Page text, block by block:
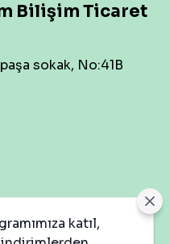
Bilişim Ticaret
sokak, No:41B
katıl,